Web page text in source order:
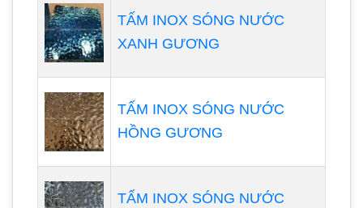
TẤM INOX SÓNG NƯỚC
XANH GƯƠNG
TẤM INOX SÓNG NƯỚC
HỒNG GƯƠNG
TẤM INOX SÓNG NƯỚC